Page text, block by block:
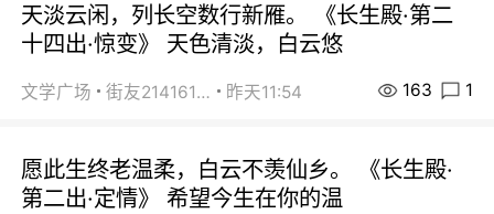
天淡云闲，列长空数行新雁。 《长生殿·第二
十四出·惊变》 天色清淡，白云悠
文学广场 街友21416156 昨天11:54 163 1
愿此生终老温柔，白云不羡仙乡。 《长生殿·
第二出·定情》 希望今生在你的温